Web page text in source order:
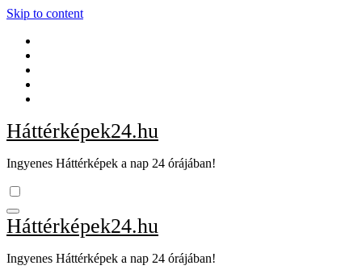
Skip to content
Háttérképek24.hu
Ingyenes Háttérképek a nap 24 órájában!
Háttérképek24.hu
Ingyenes Háttérképek a nap 24 órájában!